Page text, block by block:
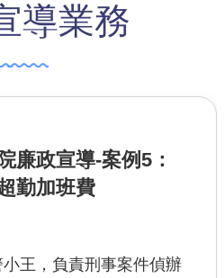
導業務
廉政宣導-案例5：
勤加班費
王，負責刑事案件偵辦